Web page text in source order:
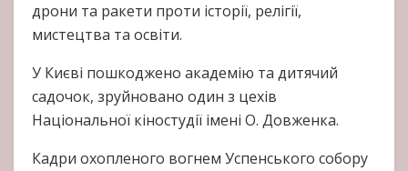
дрони та ракети проти історії, релігії,
мистецтва та освіти.
У Києві пошкоджено академію та дитячий
садочок, зруйновано один з цехів
Національної кіностудії імені О. Довженка.
Кадри охопленого вогнем Успенського собору